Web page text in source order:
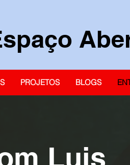
PROJETOS BLOGS
Luis